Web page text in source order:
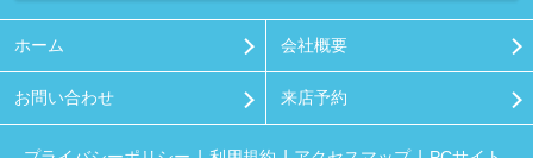
ホーム 会社概要
お問い合わせ 来店予約